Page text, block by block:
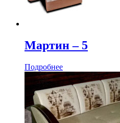
Мартин ‒ 5
Подробнее